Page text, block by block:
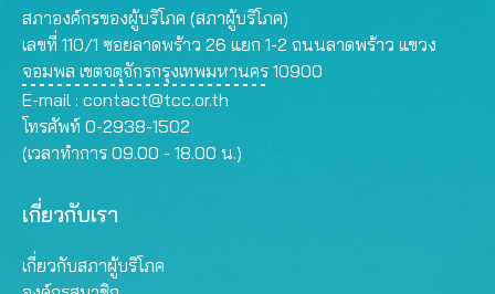
สภาองค์กรของผู้บริโภค (สภาผู้บริโภค)
เลขที่ 110/1 ซอยลาดพร้าว 26 แยก 1-2 ถนนลาดพร้าว แขวง
จอมพล เขตจตุจักรกรุงเทพมหานคร 10900
E-mail : contact@tcc.or.th
โทรศัพท์ 0-2938-1502
(เวลาทำการ 09.00 - 18.00 น.)
เกี่ยวกับเรา
เกี่ยวกับสภาผู้บริโภค